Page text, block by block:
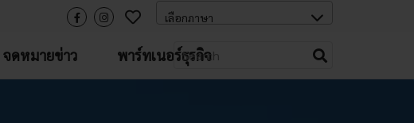
จดหมายข่าว พาร์ทเนอร์ธุรกิจ